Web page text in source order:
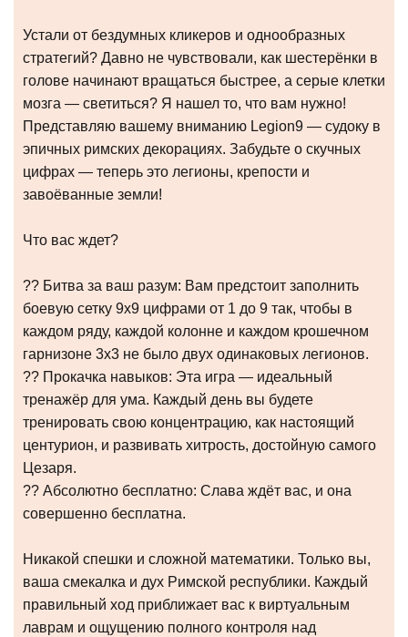
Устали от бездумных кликеров и однообразных
стратегий? Давно не чувствовали, как шестерёнки в
голове начинают вращаться быстрее, а серые клетки
мозга — светиться? Я нашел то, что вам нужно!
Представляю вашему вниманию Legion9 — судоку в
эпичных римских декорациях. Забудьте о скучных
цифрах — теперь это легионы, крепости и
завоёванные земли!
Что вас ждет?
?? Битва за ваш разум: Вам предстоит заполнить
боевую сетку 9х9 цифрами от 1 до 9 так, чтобы в
каждом ряду, каждой колонне и каждом крошечном
гарнизоне 3x3 не было двух одинаковых легионов.
?? Прокачка навыков: Эта игра — идеальный
тренажёр для ума. Каждый день вы будете
тренировать свою концентрацию, как настоящий
центурион, и развивать хитрость, достойную самого
Цезаря.
?? Абсолютно бесплатно: Слава ждёт вас, и она
совершенно бесплатна.
Никакой спешки и сложной математики. Только вы,
ваша смекалка и дух Римской республики. Каждый
правильный ход приближает вас к виртуальным
лаврам и ощущению полного контроля над